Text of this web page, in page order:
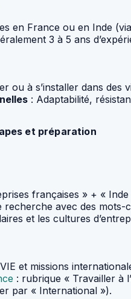
en France ou en Inde
3 à 5 ans
ou à s’installer dans des
: Adaptabilité,
et préparation
françaises » + « Inde
recherche avec des mots-
et les cultures
et missions
: rubrique « Travailler à
par « International »).